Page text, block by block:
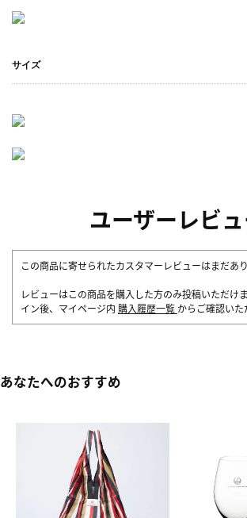
サイズ
ユーザーレビ
この商品に寄せられたカスタマーレビューはまだあり
レビューはこの商品を購入した方のみ投稿いただけ
イン後、マイページ内 購入履歴一覧 からご確認いた
あなたへのおすすめ